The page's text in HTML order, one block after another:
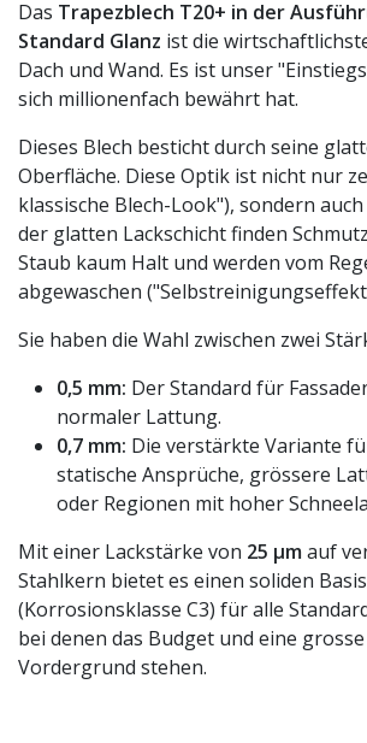
Das Trapezblech T20+ in der
Standard Glanz ist die
Dach und Wand. Es ist unser
sich millionenfach bewährt hat.
Dieses Blech besticht durch seine
Oberfläche. Diese Optik ist nicht nur
klassische Blech-Look"), sondern
der glatten Lackschicht finden
Staub kaum Halt und werden vom
abgewaschen
Sie haben die Wahl zwischen zwei
0,5 mm: Der Standard für
normaler Lattung.
0,7 mm: Die verstärkte Variante
statische Ansprüche, grössere
oder Regionen mit hoher
Mit einer Lackstärke von 25 µmauf
Stahlkern bietet es einen soliden
(Korrosionsklasse C3) für alle
bei denen das Budget und eine
Vordergrund stehen.